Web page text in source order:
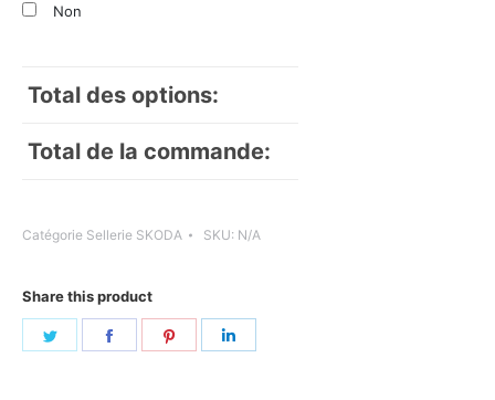
Non
Total des options:
Total de la commande:
Catégorie Sellerie SKODA SKU: N/A
Share this product
Share
Share